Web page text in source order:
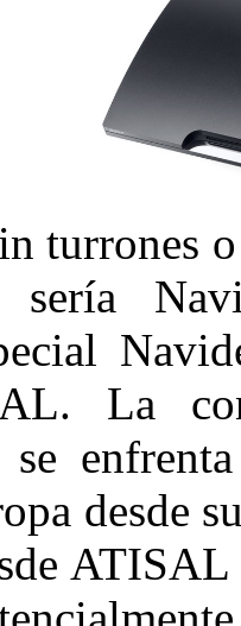
turrones
sería
La
se
desde